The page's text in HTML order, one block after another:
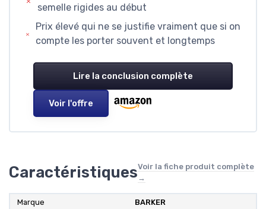
semelle rigides au début
Prix élevé qui ne se justifie vraiment que si on
compte les porter souvent et longtemps
Lire la conclusion complète
Voir l'offre
CaractéristiquesVoir la fiche produit complète
→
Marque BARKER